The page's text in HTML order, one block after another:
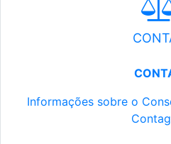
Informações sobre o